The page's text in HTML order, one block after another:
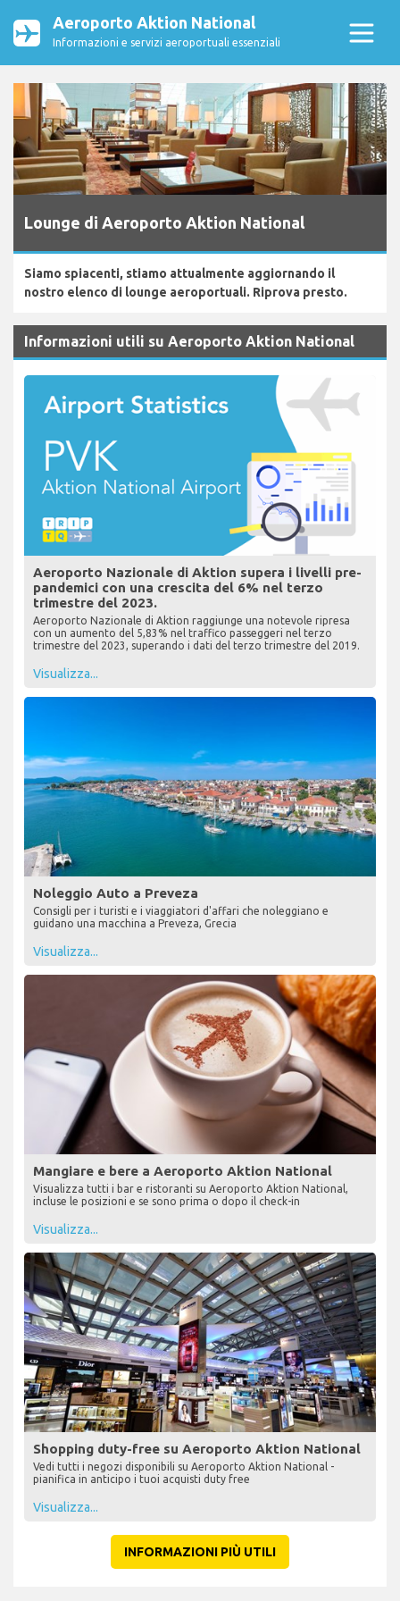
Aeroporto Aktion National
Informazioni e servizi aeroportuali essenziali
Lounge di Aeroporto Aktion National
Siamo spiacenti, stiamo attualmente aggiornando il
nostro elenco di lounge aeroportuali. Riprova presto.
Informazioni utili su Aeroporto Aktion National
Aeroporto Nazionale di Aktion supera i livelli pre-
pandemici con una crescita del 6% nel terzo
trimestre del 2023.
Aeroporto Nazionale di Aktion raggiunge una notevole ripresa
con un aumento del 5,83% nel traffico passeggeri nel terzo
trimestre del 2023, superando i dati del terzo trimestre del 2019.
Visualizza...
Noleggio Auto a Preveza
Consigli per i turisti e i viaggiatori d'affari che noleggiano e
guidano una macchina a Preveza, Grecia
Visualizza...
Mangiare e bere a Aeroporto Aktion National
Visualizza tutti i bar e ristoranti su Aeroporto Aktion National,
incluse le posizioni e se sono prima o dopo il check-in
Visualizza...
Shopping duty-free su Aeroporto Aktion National
Vedi tutti i negozi disponibili su Aeroporto Aktion National -
pianifica in anticipo i tuoi acquisti duty free
Visualizza...
INFORMAZIONI PIÙ UTILI